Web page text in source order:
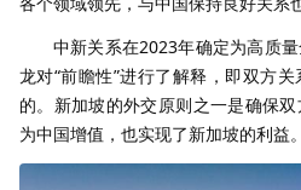
中新关系在2023年确定为高质
龙对“前瞻性”进行了解释，即双方
的。新加坡的外交原则之一是确保
为中国增值，也实现了新加坡的利益。